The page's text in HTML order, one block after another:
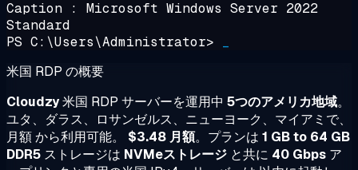
Caption : Microsoft Windows Server 2022
Standard
PS C:\Users\Administrator>
米国 RDP の概要
Cloudzy米国 RDP サーバーを運用中 5つのアメリカ地域。
ユタ、ダラス、ロサンゼルス、ニューヨーク、マイアミで、
月額 から利用可能。 $3.48 月額。プランは 1 GB to 64 GB
DDR5 ストレージは NVMeストレージ と共に 40 Gbps ア